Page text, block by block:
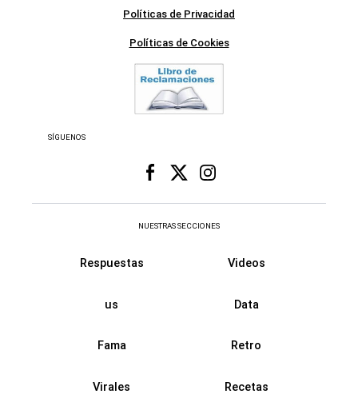
Políticas de Privacidad
Políticas de Cookies
SÍGUENOS
NUESTRAS SECCIONES
Respuestas Videos
us Data
Fama Retro
Virales Recetas